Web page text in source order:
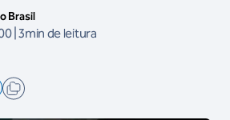
Brasil
| 3min de leitura